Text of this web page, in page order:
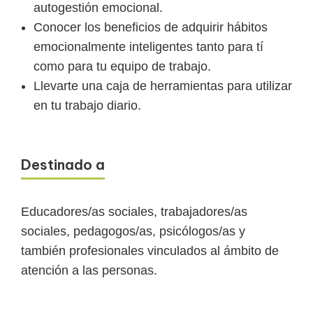
autogestión emocional.
Conocer los beneficios de adquirir hábitos
emocionalmente inteligentes tanto para tí
como para tu equipo de trabajo.
Llevarte una caja de herramientas para utilizar
en tu trabajo diario.
Destinado a
Educadores/as sociales, trabajadores/as
sociales, pedagogos/as, psicólogos/as y
también profesionales vinculados al ámbito de
atención a las personas.